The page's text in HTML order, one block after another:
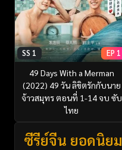
SS 1 EP 1
49 Days With a Merman
(2022) 49 วัน ลิขิตรักกับนาย
จ้าวสมุทร ตอนที่ 1-14 จบ ซับ
ไทย
ซีรี่ย์จีน ยอดนิยม